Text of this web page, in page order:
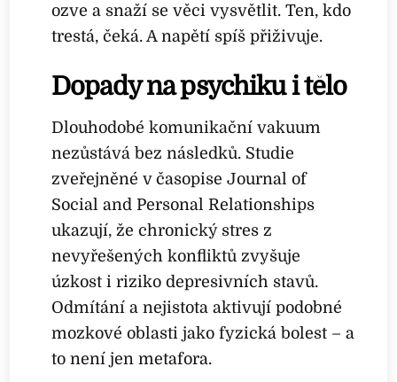
ozve a snaží se věci vysvětlit. Ten, kdo
trestá, čeká. A napětí spíš přiživuje.
Dopady na psychiku i tělo
Dlouhodobé komunikační vakuum
nezůstává bez následků. Studie
zveřejněné v časopise Journal of
Social and Personal Relationships
ukazují, že chronický stres z
nevyřešených konfliktů zvyšuje
úzkost i riziko depresivních stavů.
Odmítání a nejistota aktivují podobné
mozkové oblasti jako fyzická bolest – a
to není jen metafora.